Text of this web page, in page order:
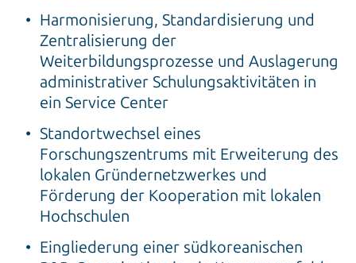
Harmonisierung, Standardisierung und
Zentralisierung der
Weiterbildungsprozesse und Auslagerung
administrativer Schulungsaktivitäten in
ein Service Center
Standortwechsel eines
Forschungszentrums mit Erweiterung des
lokalen Gründernetzwerkes und
Förderung der Kooperation mit lokalen
Hochschulen
Eingliederung einer südkoreanischen